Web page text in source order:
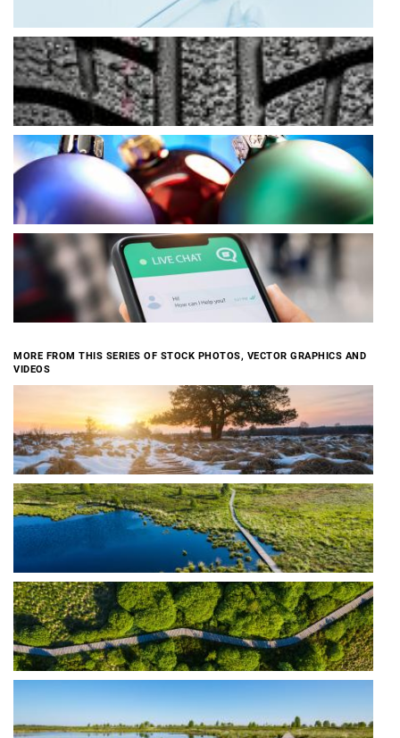
MORE FROM THIS SERIES OF STOCK PHOTOS, VECTOR GRAPHICS AND
VIDEOS